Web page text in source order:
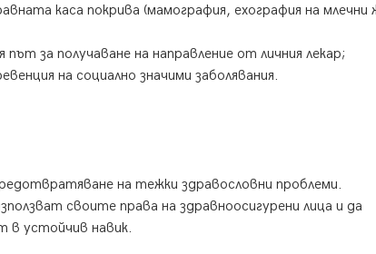
каса покрива (мамография, ехография на млечни
за получаване на направление от личния лекар;
на социално значими заболявания.
на тежки здравословни проблеми.
своите права на здравноосигурени лица и да
в устойчив навик.